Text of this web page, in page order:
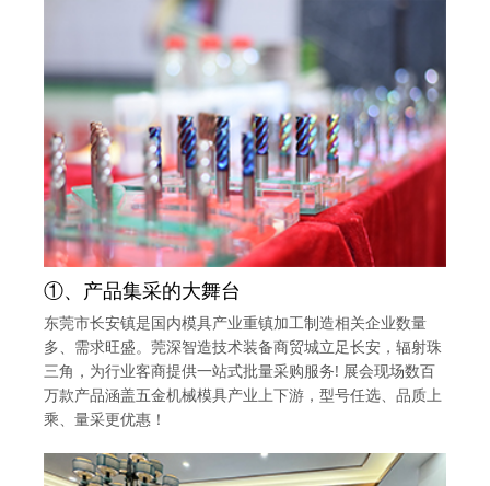
①、产品集采的大舞台
东莞市长安镇是国内模具产业重镇加工制造相关企业数量
多、需求旺盛。莞深智造技术装备商贸城立足长安，辐射珠
三角，为行业客商提供一站式批量采购服务! 展会现场数百
万款产品涵盖五金机械模具产业上下游，型号任选、品质上
乘、量采更优惠！